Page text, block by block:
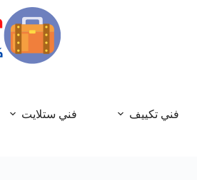
فني تكييف فني ستلايت